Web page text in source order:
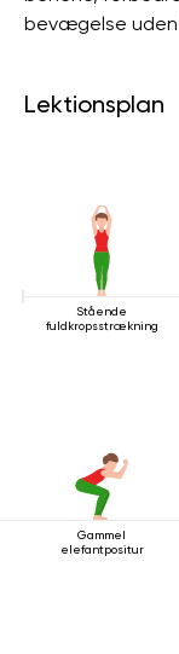
bevægelse uden
Lektionsplan
Stående
fuldkropsstrækning
Gammel
elefantpositur